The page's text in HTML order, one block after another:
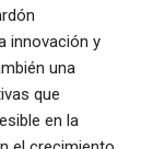
innovación y
una
que
en la